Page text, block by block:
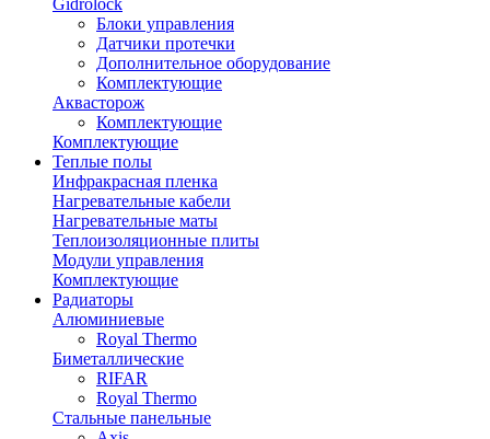
Gidrolock
Блоки управления
Датчики протечки
Дополнительное оборудование
Комплектующие
Аквасторож
Комплектующие
Комплектующие
Теплые полы
Инфракрасная пленка
Нагревательные кабели
Нагревательные маты
Теплоизоляционные плиты
Модули управления
Комплектующие
Радиаторы
Алюминиевые
Royal Thermo
Биметаллические
RIFAR
Royal Thermo
Стальные панельные